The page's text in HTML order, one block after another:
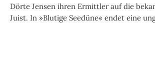
Dörte Jensen ihren Ermittler auf die
Juist. In »Blutige Seedüne« endet eine